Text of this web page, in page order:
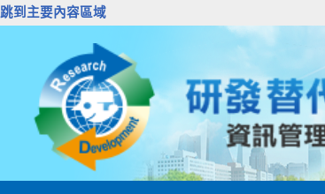
跳到主要內容區域